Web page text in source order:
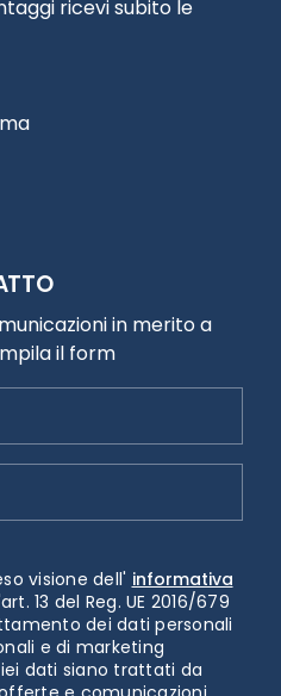
ricevi subito le
in merito a
il form
visione dell' informativa
13 del Reg. UE 2016/679
dei dati personali
e di marketing
dati siano trattati da